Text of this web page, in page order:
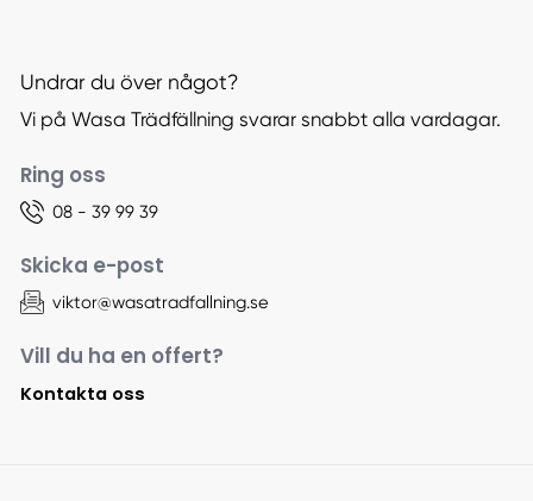
Undrar du över något?
Vi på Wasa Trädfällning svarar snabbt alla vardagar.
Ring oss
08 - 39 99 39
Skicka e-post
viktor@wasatradfallning.se
Vill du ha en offert?
Kontakta oss